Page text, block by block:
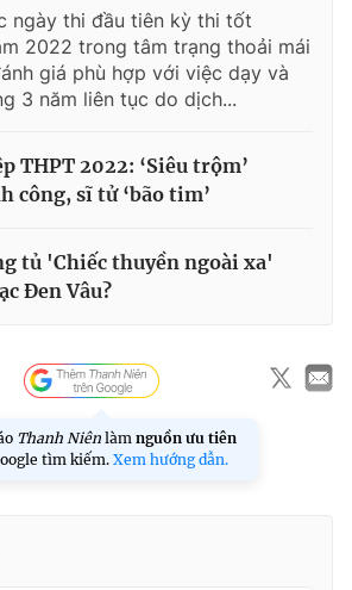
ngày thi đầu tiên kỳ thi tốt
2022 trong tâm trạng thoải mái
giá phù hợp với việc dạy và
3 năm liên tục do dịch...
THPT 2022: ‘Siêu trộm’
công, sĩ tử ‘bão tim’
tủ 'Chiếc thuyền ngoài xa'
Đen Vâu?
Thanh Niên làm nguồn ưu tiên
tìm kiếm. Xem hướng dẫn.